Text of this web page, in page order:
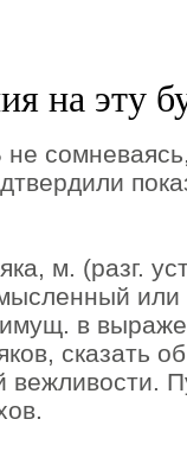
на эту
м. (разг.
или
в
сказать
вежливости.